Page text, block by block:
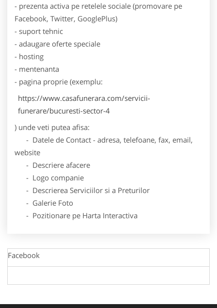
- prezenta activa pe retelele sociale (promovare pe
Facebook, Twitter, GooglePlus)
- suport tehnic
- adaugare oferte speciale
- hosting
- mentenanta
- pagina proprie (exemplu:
https://www.casafunerara.com/servicii-
funerare/bucuresti-sector-4
) unde veti putea afisa:
- Datele de Contact - adresa, telefoane, fax, email,
website
- Descriere afacere
- Logo companie
- Descrierea Serviciilor si a Preturilor
- Galerie Foto
- Pozitionare pe Harta Interactiva
Facebook